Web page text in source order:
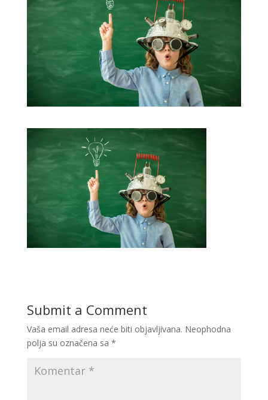
Submit a Comment
Vaša email adresa neće biti objavljivana. Neophodna
polja su označena sa *